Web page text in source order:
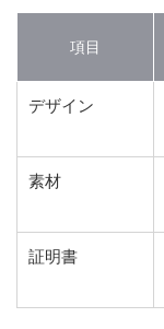
項目
デザイン
素材
証明書